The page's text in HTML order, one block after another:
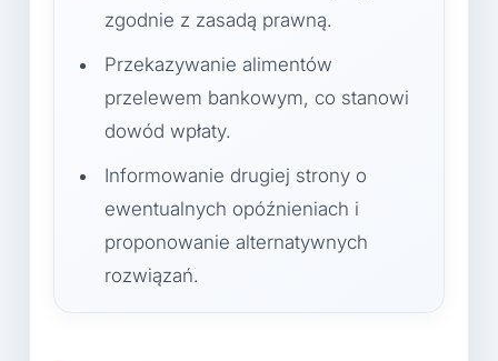
zgodnie z zasadą prawną.
Przekazywanie alimentów
przelewem bankowym, co stanowi
dowód wpłaty.
Informowanie drugiej strony o
ewentualnych opóźnieniach i
proponowanie alternatywnych
rozwiązań.